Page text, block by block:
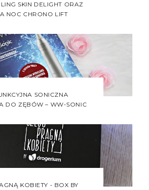
SKIN DELIGHT ORAZ
NOC CHRONO LIFT
SONICZNA
DO ZĘBÓW – WW-SONIC
KOBIETY - BOX BY